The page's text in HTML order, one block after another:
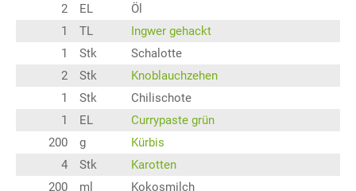
2
EL
Öl
1
TL
Ingwer gehackt
1
Stk
Schalotte
2
Stk
Knoblauchzehen
1
Stk
Chilischote
1
EL
Currypaste grün
200
g
Kürbis
4
Stk
Karotten
200
ml
Kokosmilch